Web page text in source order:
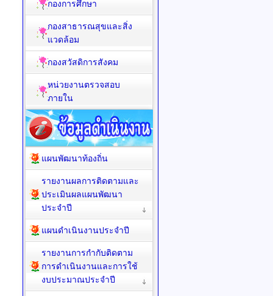
กองการศึกษา
กองสาธารณสุขและสิ่ง
แวดล้อม
กองสวัสดิการสังคม
หน่วยงานตรวจสอบ
ภายใน
แผนพัฒนาท้องถิ่น
รายงานผลการติดตามและ
ประเมินผลแผนพัฒนา
ประจำปี
แผนดำเนินงานประจำปี
รายงานการกำกับติดตาม
การดำเนินงานและการใช้
งบประมาณประจำปี